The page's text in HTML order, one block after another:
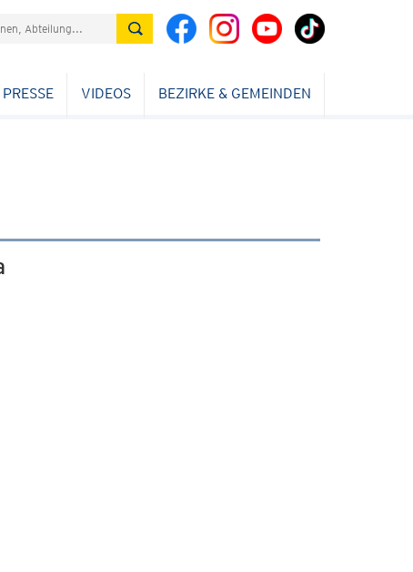
PRESSE VIDEOS BEZIRKE & GEMEINDEN